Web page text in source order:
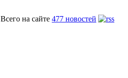
Всего на сайте 477 новостей